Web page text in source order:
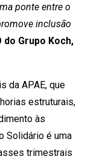
ponte entre o
inclusão
do Grupo Koch,
da APAE, que
estruturais,
às
Solidário é uma
trimestrais